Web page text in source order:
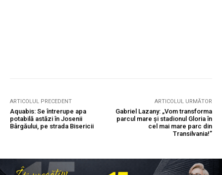
ARTICOLUL PRECEDENT
Aquabis: Se întrerupe apa
potabilă astăzi în Josenii
Bârgăului, pe strada Bisericii
ARTICOLUL URMĂTOR
Gabriel Lazany: „Vom transforma
parcul mare și stadionul Gloria în
cel mai mare parc din
Transilvania!”